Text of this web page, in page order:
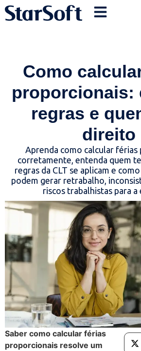
Como
proporcionais:
regras e
direito
Aprenda como calcular férias
corretamente, entenda quem
regras da CLT se aplicam e
podem gerar retrabalho,
riscos trabalhistas para a
Saber como calcular férias
proporcionais resolve um